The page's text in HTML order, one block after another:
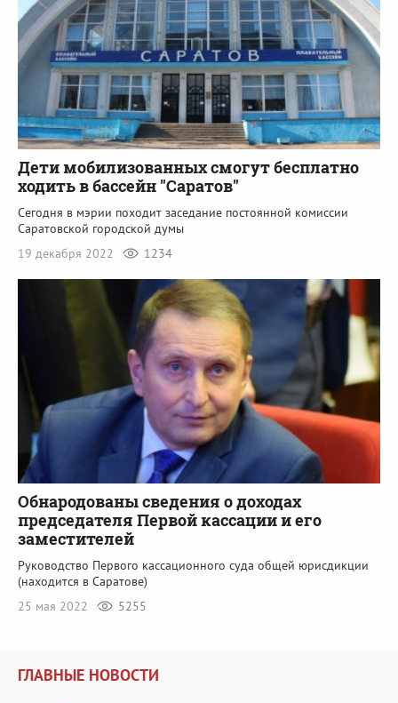
Дети мобилизованных смогут бесплатно
ходить в бассейн "Саратов"
Сегодня в мэрии походит заседание постоянной комиссии
Саратовской городской думы
19 декабря 2022
1234
Обнародованы сведения о доходах
председателя Первой кассации и его
заместителей
Руководство Первого кассационного суда общей юрисдикции
(находится в Саратове)
25 мая 2022
5255
ГЛАВНЫЕ НОВОСТИ